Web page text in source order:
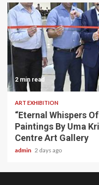
2 min read
ART EXHIBITION
“Eternal Whispers
Paintings By Uma
Centre Art Gallery
admin 2 days ago